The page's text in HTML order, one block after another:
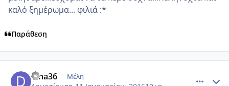
καλό ξημέρωμα... φιλιά :*
Παράθεση
dina36 Μέλη